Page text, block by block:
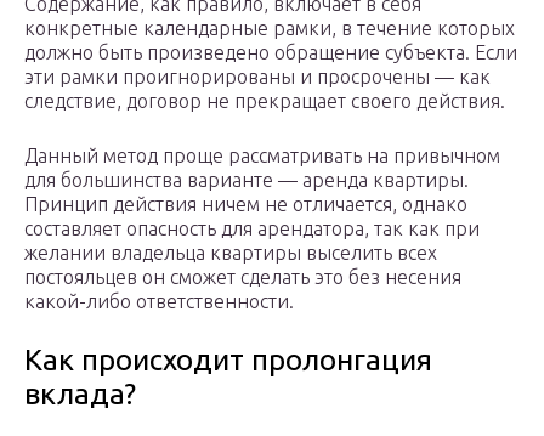
конкретные календарные рамки, в течение которых
должно быть произведено обращение субъекта. Если
эти рамки проигнорированы и просрочены — как
следствие, договор не прекращает своего действия.
Данный метод проще рассматривать на привычном
для большинства варианте — аренда квартиры.
Принцип действия ничем не отличается, однако
составляет опасность для арендатора, так как при
желании владельца квартиры выселить всех
постояльцев он сможет сделать это без несения
какой-либо ответственности.
Как происходит пролонгация
вклада?